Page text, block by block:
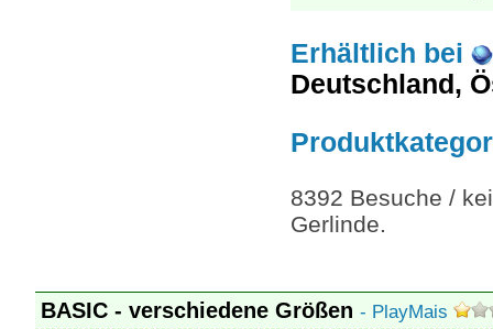
Erhältlich bei
Deutschland,
8392 Besuche /
Gerlinde.
BASIC - verschiedene Größen - PlayMais